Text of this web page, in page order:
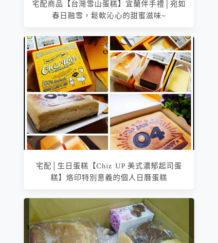
宅配商品【台灣雪山蛋糕】宜蘭伴手禮│宛如
春日融雪，鬆軟沁心的甜蜜滋味~
宅配│生日蛋糕【Chiz UP 美式濃郁起司蛋
糕】烙印特別意義的個人日曆蛋糕